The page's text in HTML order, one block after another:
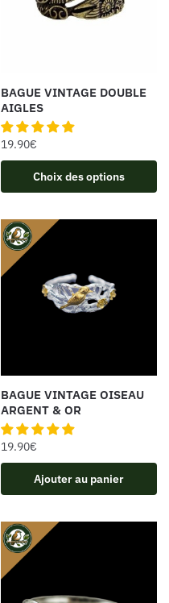
BAGUE VINTAGE DOUBLE
AIGLES
19.90€
Choix des options
BAGUE VINTAGE OISEAU
ARGENT & OR
19.90€
Ajouter au panier